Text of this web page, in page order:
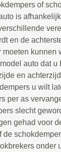
of
is
en de
moeten kunnen
auto dat
en
u wilt
per as
slecht
gehad voor
de
onder